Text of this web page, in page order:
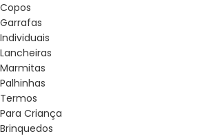
Copos
Garrafas
Individuais
Lancheiras
Marmitas
Palhinhas
Termos
Para Criança
Brinquedos